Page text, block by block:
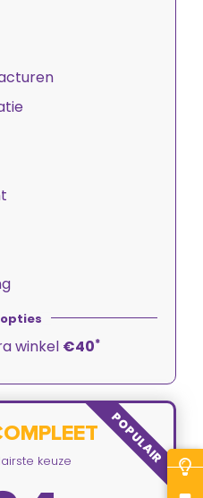
winkel €40*
POPULAIR
keuze